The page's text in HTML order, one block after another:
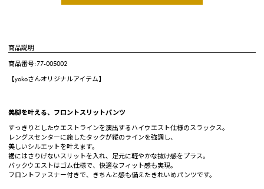
商品説明
商品番号:77-005002
【yokoさんオリジナルアイテム】
美脚を叶える、フロントスリットパンツ
すっきりとしたウエストラインを演出するハイウエスト仕様のスラックス。
レングスセンターに施したタックが縦のラインを強調し、
美しいシルエットを叶えます。
裾にはさりげないスリットを入れ、足元に軽やかな抜け感をプラス。
バックウエストはゴム仕様で、快適なフィット感も実現。
フロントファスナー付きで、きちんと感も備えたきれいめパンツです。